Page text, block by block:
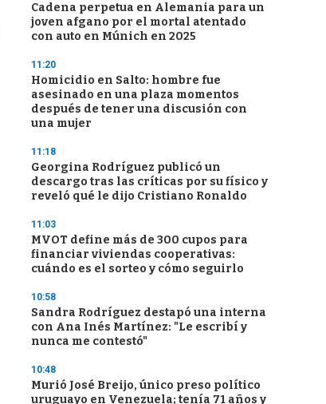
Cadena perpetua en Alemania para un
joven afgano por el mortal atentado
con auto en Múnich en 2025
11:20
Homicidio en Salto: hombre fue
asesinado en una plaza momentos
después de tener una discusión con
una mujer
11:18
Georgina Rodríguez publicó un
descargo tras las críticas por su físico y
reveló qué le dijo Cristiano Ronaldo
11:03
MVOT define más de 300 cupos para
financiar viviendas cooperativas:
cuándo es el sorteo y cómo seguirlo
10:58
Sandra Rodríguez destapó una interna
con Ana Inés Martínez: "Le escribí y
nunca me contestó"
10:48
Murió José Breijo, único preso político
uruguayo en Venezuela; tenía 71 años y